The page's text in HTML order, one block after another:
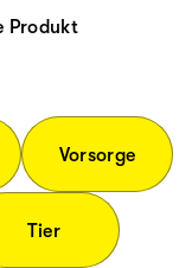
Produkt
Vorsorge
Tier